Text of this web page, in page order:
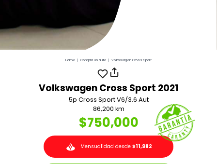
Home | Compra un auto | Volkswagen Cross Sport
Volkswagen Cross Sport 2021
5p Cross Sport V6/3.6 Aut
86,200 km
$750,000
Mensualidad desde $11,982